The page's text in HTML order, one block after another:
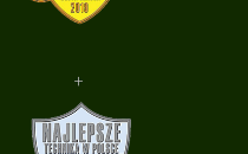
+